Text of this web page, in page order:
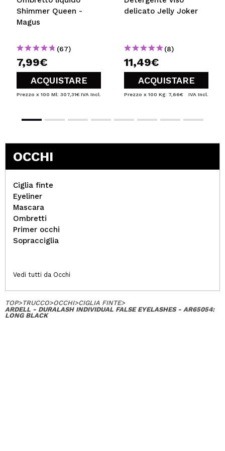
Shimmer Queen -
Magus
(67)
7,99€
ACQUISTARE
Prezzo x 100 Ml: 307,31€ IVA Incl.
delicato Jelly Joker
(8)
11,49€
ACQUISTARE
Prezzo x 100 Kg: 7,66€ IVA Incl.
OCCHI
Ciglia finte
Eyeliner
Mascara
Ombretti
Primer occhi
Sopracciglia
Vedi tutti da Occhi
TOP>TRUCCO>OCCHI>CIGLIA FINTE>
ARDELL - DURALASH INDIVIDUAL FALSE EYELASHES - AR65054:
LONG BLACK